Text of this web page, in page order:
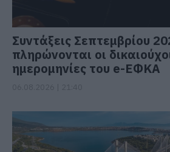
Συντάξεις Σεπτεμβρίου
πληρώνονται οι
ημερομηνίες του e-ΕΦΚΑ